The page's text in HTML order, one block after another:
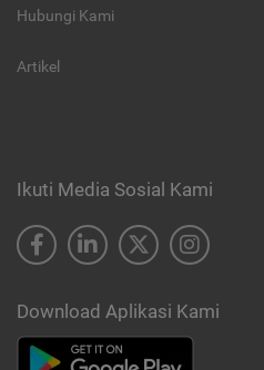
Hubungi Kami
Artikel
Ikuti Media Sosial Kami
Download Aplikasi Kami